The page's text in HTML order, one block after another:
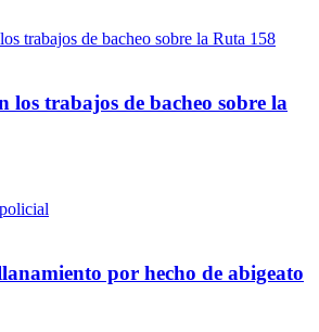
los trabajos de bacheo sobre la
por hecho de abigeato